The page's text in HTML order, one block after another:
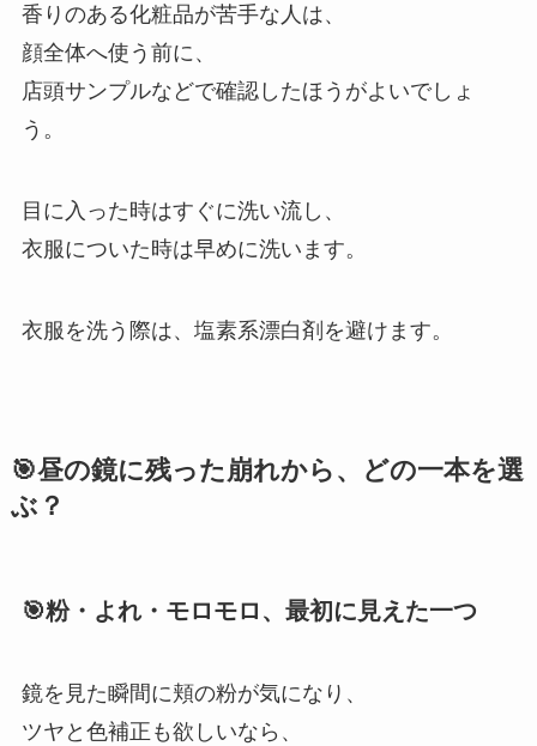
香りのある化粧品が苦手な人は、
顔全体へ使う前に、
店頭サンプルなどで確認したほうがよいでしょ
う。
目に入った時はすぐに洗い流し、
衣服についた時は早めに洗います。
衣服を洗う際は、塩素系漂白剤を避けます。
🎯昼の鏡に残った崩れから、どの一本を選
ぶ？
🎯粉・よれ・モロモロ、最初に見えた一つ
鏡を見た瞬間に頬の粉が気になり、
ツヤと色補正も欲しいなら、